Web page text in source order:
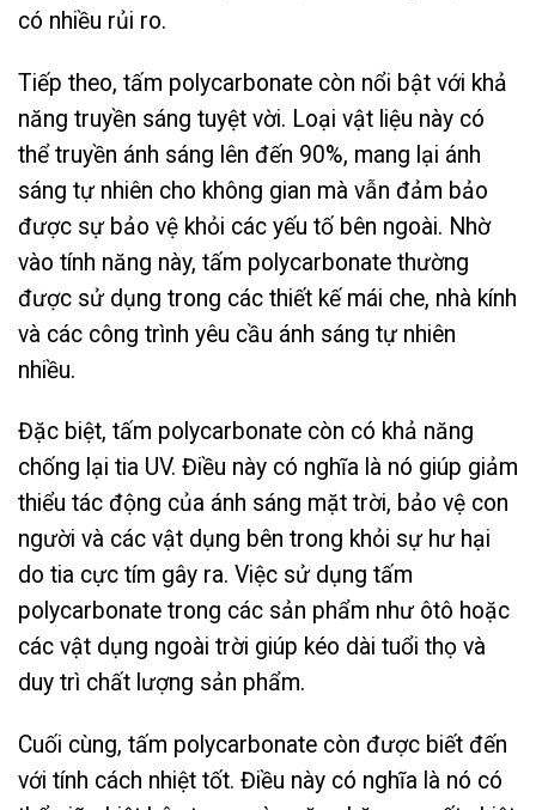
có nhiều rủi ro.
Tiếp theo, tấm polycarbonate còn nổi bật với khả
năng truyền sáng tuyệt vời. Loại vật liệu này có
thể truyền ánh sáng lên đến 90%, mang lại ánh
sáng tự nhiên cho không gian mà vẫn đảm bảo
được sự bảo vệ khỏi các yếu tố bên ngoài. Nhờ
vào tính năng này, tấm polycarbonate thường
được sử dụng trong các thiết kế mái che, nhà kính
và các công trình yêu cầu ánh sáng tự nhiên
nhiều.
Đặc biệt, tấm polycarbonate còn có khả năng
chống lại tia UV. Điều này có nghĩa là nó giúp giảm
thiểu tác động của ánh sáng mặt trời, bảo vệ con
người và các vật dụng bên trong khỏi sự hư hại
do tia cực tím gây ra. Việc sử dụng tấm
polycarbonate trong các sản phẩm như ôtô hoặc
các vật dụng ngoài trời giúp kéo dài tuổi thọ và
duy trì chất lượng sản phẩm.
Cuối cùng, tấm polycarbonate còn được biết đến
với tính cách nhiệt tốt. Điều này có nghĩa là nó có